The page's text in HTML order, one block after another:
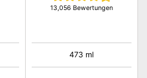
13,056 Bewertungen
473 ml